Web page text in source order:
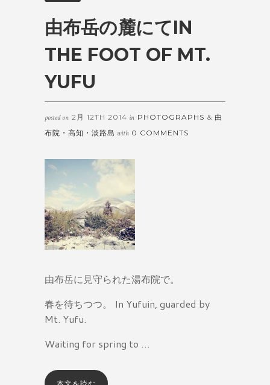
由布岳の麓にてIN
THE FOOT OF MT.
YUFU
posted on 2月 12TH 2014 in PHOTOGRAPHS & 由
布院・高知・淡路島 with 0 COMMENTS
由布岳に見守られた湯布院で。
春を待ちつつ。
In Yufuin, guarded by
Mt. Yufu.
Waiting for spring to …